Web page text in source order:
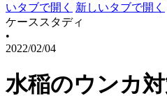
いタブで開く
新しいタブで開く
ケーススタディ
•
2022/02/04
水稲のウンカ